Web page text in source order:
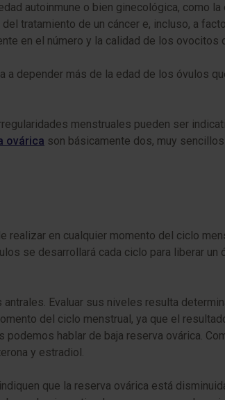
autoinmune o bien ginecológica, como
tratamiento de un cáncer e, incluso, a
en el número y la calidad de los ovocitos
depender más de la edad de los óvulos
menstruales pueden ser
ovárica son básicamente dos, muy
realizar en cualquier momento del ciclo
se desarrollará cada ciclo para liberar un
Evaluar sus niveles resulta
del ciclo menstrual, ya que el
hablar de baja reserva ovárica.
y estradiol.
que la reserva ovárica está